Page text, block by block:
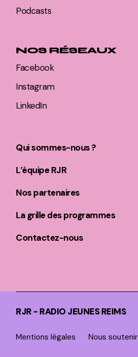
Podcasts
NOS RÉSEAUX
Facebook
Instagram
LinkedIn
Qui sommes-nous ?
L’équipe RJR
Nos partenaires
La grille des programmes
Contactez-nous
RJR - RADIO JEUNES REIMS
Mentions légales Nous soutenir